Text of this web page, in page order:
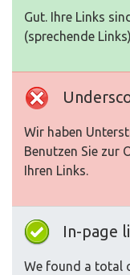
Gut. Ihre Links
(sprechende
Wir haben
Benutzen Sie zur
Ihren Links.
In-page
We found a total